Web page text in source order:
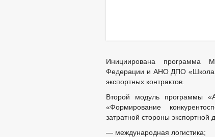
Инициирована программа
Федерации и АНО ДПО «Школа
экспортных контрактов.
Второй модуль программы
«Формирование
затратной стороны экспортной
— международная логистика;